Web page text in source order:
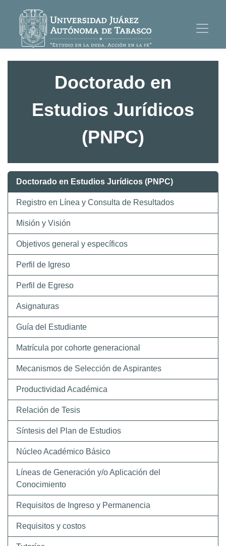
Doctorado en
Estudios Jurídicos
(PNPC)
Doctorado en Estudios Jurídicos (PNPC)
Registro en Línea y Consulta de Resultados
Misión y Visión
Objetivos general y específicos
Perfil de Igreso
Perfil de Egreso
Asignaturas
Guía del Estudiante
Matrícula por cohorte generacional
Mecanismos de Selección de Aspirantes
Productividad Académica
Relación de Tesis
Síntesis del Plan de Estudios
Núcleo Académico Básico
Líneas de Generación y/o Aplicación del
Conocimiento
Requisitos de Ingreso y Permanencia
Requisitos y costos